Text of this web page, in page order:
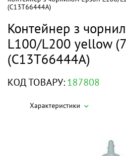
(C13T66444A)
Контейнер з
L100/L200 yellow
(C13T66444A)
КОД ТОВАРУ:187808
Характеристики